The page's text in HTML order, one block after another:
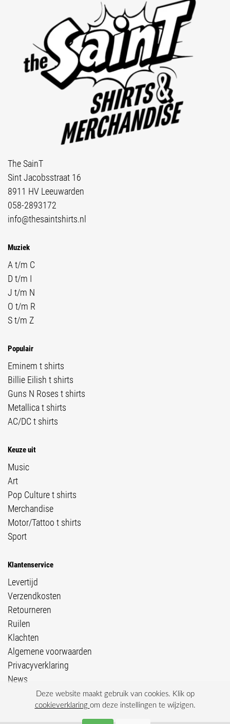
Deze website maakt gebruik van cookies. Klik op
cookieverklaring om deze instellingen te wijzigen.
The SainT
Sint Jacobsstraat 16
8911 HV Leeuwarden
058-2893172
info@thesaintshirts.nl
Muziek
A t/m C
D t/m I
J t/m N
O t/m R
S t/m Z
Populair
Eminem t shirts
Billie Eilish t shirts
Guns N Roses t shirts
Metallica t shirts
AC/DC t shirts
Keuze uit
Music
Art
Pop Culture t shirts
Merchandise
Motor/Tattoo t shirts
Sport
Klantenservice
Levertijd
Verzendkosten
Retourneren
Ruilen
Klachten
Algemene voorwaarden
Privacyverklaring
News